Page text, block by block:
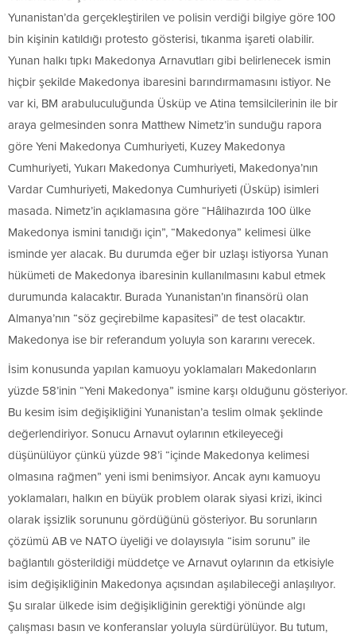
Yunanistan’da gerçekleştirilen ve polisin verdiği bilgiye göre 100
bin kişinin katıldığı protesto gösterisi, tıkanma işareti olabilir.
Yunan halkı tıpkı Makedonya Arnavutları gibi belirlenecek ismin
hiçbir şekilde Makedonya ibaresini barındırmamasını istiyor. Ne
var ki, BM arabuluculuğunda Üsküp ve Atina temsilcilerinin ile bir
araya gelmesinden sonra Matthew Nimetz’in sunduğu rapora
göre Yeni Makedonya Cumhuriyeti, Kuzey Makedonya
Cumhuriyeti, Yukarı Makedonya Cumhuriyeti, Makedonya’nın
Vardar Cumhuriyeti, Makedonya Cumhuriyeti (Üsküp) isimleri
masada. Nimetz’in açıklamasına göre “Hâlihazırda 100 ülke
Makedonya ismini tanıdığı için”, “Makedonya” kelimesi ülke
isminde yer alacak. Bu durumda eğer bir uzlaşı istiyorsa Yunan
hükümeti de Makedonya ibaresinin kullanılmasını kabul etmek
durumunda kalacaktır. Burada Yunanistan’ın finansörü olan
Almanya’nın “söz geçirebilme kapasitesi” de test olacaktır.
Makedonya ise bir referandum yoluyla son kararını verecek.
İsim konusunda yapılan kamuoyu yoklamaları Makedonların
yüzde 58’inin “Yeni Makedonya” ismine karşı olduğunu gösteriyor.
Bu kesim isim değişikliğini Yunanistan’a teslim olmak şeklinde
değerlendiriyor. Sonucu Arnavut oylarının etkileyeceği
düşünülüyor çünkü yüzde 98’i “içinde Makedonya kelimesi
olmasına rağmen” yeni ismi benimsiyor. Ancak aynı kamuoyu
yoklamaları, halkın en büyük problem olarak siyasi krizi, ikinci
olarak işsizlik sorununu gördüğünü gösteriyor. Bu sorunların
çözümü AB ve NATO üyeliği ve dolayısıyla “isim sorunu” ile
bağlantılı gösterildiği müddetçe ve Arnavut oylarının da etkisiyle
isim değişikliğinin Makedonya açısından aşılabileceği anlaşılıyor.
Şu sıralar ülkede isim değişikliğinin gerektiği yönünde algı
çalışması basın ve konferanslar yoluyla sürdürülüyor. Bu tutum,